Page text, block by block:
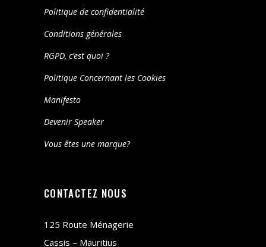
Politique de confidentialité
Conditions générales
RGPD, c’est quoi ?
Politique Concernant les Cookies
Manifesto
Devenir Speaker
Vous êtes une marque?
CONTACTEZ NOUS
125 Route Ménagerie
Cassis – Mauritius